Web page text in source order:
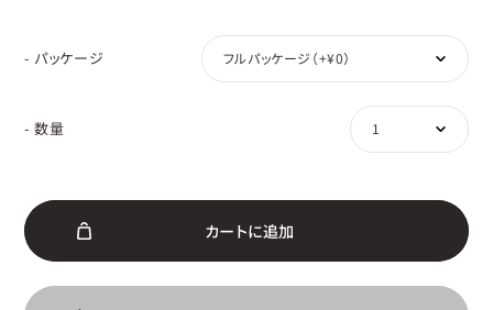
- パッケージ
- 数量
カー トに追加